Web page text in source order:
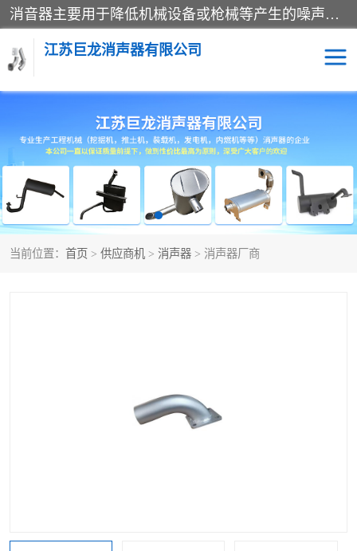
消音器主要用于降低机械设备或枪械等产生的噪声。它通过阻尼或增加排气面积来降低排气速度和功率，从而降低噪声。常见的消音器类型包括阻性消声器、抗性消声器、共振消声器以及阻抗复合式消声器等。这些消音器各有特点，适用于不同频率的噪声消除。
江苏巨龙消声器有限公司
当前位置： 首页 > 供应商机 > 消声器 > 消声器厂商
消声器